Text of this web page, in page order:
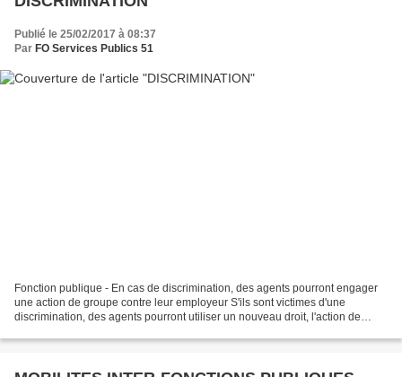
Publié le 25/02/2017 à 08:37
Par FO Services Publics 51
Fonction publique - En cas de discrimination, des agents pourront engager
une action de groupe contre leur employeur S'ils sont victimes d'une
discrimination, des agents pourront utiliser un nouveau droit, l'action de